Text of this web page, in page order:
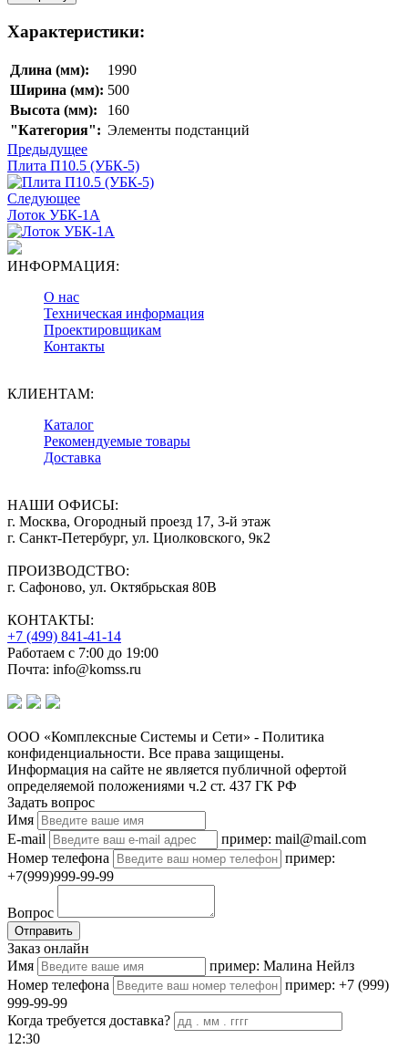
Характеристики:
Длина (мм):
1990
Ширина (мм): 500
Высота (мм):
160
"Категория": Элементы подстанций
Предыдущее
Плита П10.5 (УБК-5)
Следующее
Лоток УБК-1А
ИНФОРМАЦИЯ:
О нас
Техническая информация
Проектировщикам
Контакты
КЛИЕНТАМ:
Каталог
Рекомендуемые товары
Доставка
НАШИ ОФИСЫ:
г. Москва, Огородный проезд 17, 3-й этаж
г. Санкт-Петербург, ул. Циолковского, 9к2
ПРОИЗВОДСТВО:
г. Сафоново, ул. Октябрьская 80В
КОНТАКТЫ:
+7 (499) 841-41-14
Работаем с 7:00 до 19:00
Почта: info@komss.ru
ООО «Комплексные Системы и Сети» - Политика
конфиденциальности. Все права защищены.
Информация на сайте не является публичной офертой
определяемой положениями ч.2 ст. 437 ГК РФ
Задать вопрос
Имя
E-mail
пример: mail@mail.com
Номер телефона
пример:
+7(999)999-99-99
Вопрос
Отправить
Заказ онлайн
Имя
пример: Малина Нейлз
Номер телефона
пример: +7 (999)
999-99-99
Когда требуется доставка?
12:30